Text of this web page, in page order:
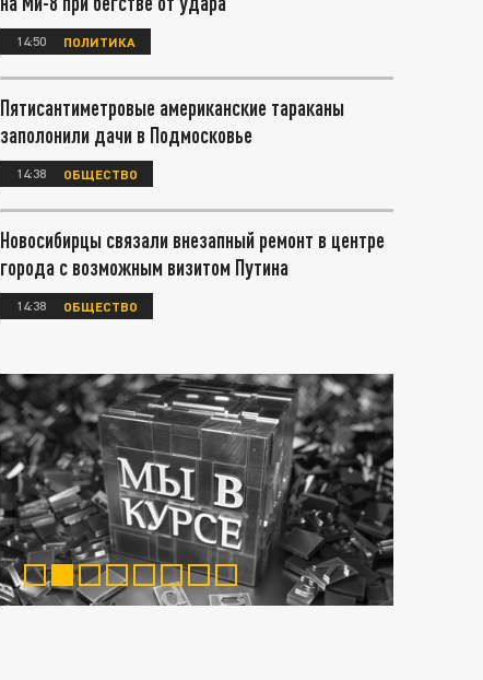
14:50 ПОЛИТИКА
Пятисантиметровые американские тараканы
заполонили дачи в Подмосковье
14:38 ОБЩЕСТВО
Новосибирцы связали внезапный ремонт в центре
города с возможным визитом Путина
14:38 ОБЩЕСТВО